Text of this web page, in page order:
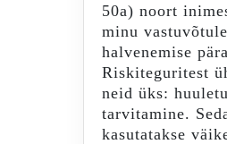
50a) noort
minu
halvenemise
Riskiteguritest
neid üks:
tarvitamine.
kasutatakse